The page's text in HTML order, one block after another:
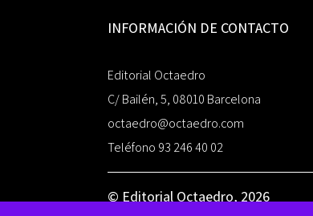
INFORMACIÓN DE CONTACTO
Editorial Octaedro
C/ Bailén, 5, 08010 Barcelona
octaedro@octaedro.com
Teléfono 93 246 40 02
© Editorial Octaedro, 2026